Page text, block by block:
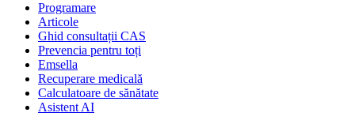
Programare
Articole
Ghid consultații CAS
Prevencia pentru toți
Emsella
Recuperare medicală
Calculatoare de sănătate
Asistent AI